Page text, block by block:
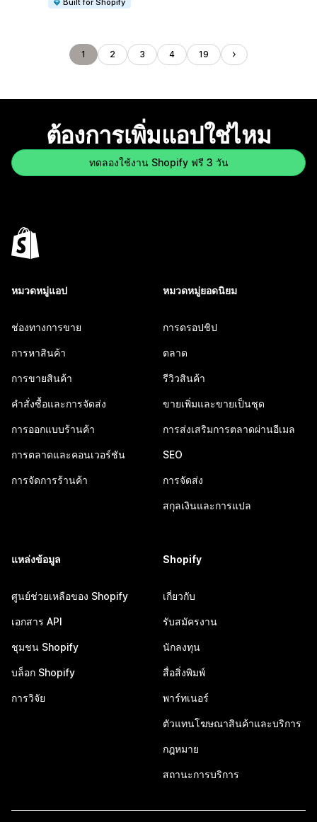
Built for Shopify
1 2 3 4 19
ต้องการเพิ่มแอปใช่ไหม
ทดลองใช้งาน Shopify ฟรี 3 วัน
หมวดหมู่แอป
ช่องทางการขาย
การหาสินค้า
การขายสินค้า
คำสั่งซื้อและการจัดส่ง
การออกแบบร้านค้า
การตลาดและคอนเวอร์ชัน
การจัดการร้านค้า
หมวดหมู่ยอดนิยม
การดรอปชิป
ตลาด
รีวิวสินค้า
ขายเพิ่มและขายเป็นชุด
การส่งเสริมการตลาดผ่านอีเมล
SEO
การจัดส่ง
สกุลเงินและการแปล
แหล่งข้อมูล
ศูนย์ช่วยเหลือของ Shopify
เอกสาร API
ชุมชน Shopify
บล็อก Shopify
การวิจัย
Shopify
เกี่ยวกับ
รับสมัครงาน
นักลงทุน
สื่อสิ่งพิมพ์
พาร์ทเนอร์
ตัวแทนโฆษณาสินค้าและบริการ
กฎหมาย
สถานะการบริการ